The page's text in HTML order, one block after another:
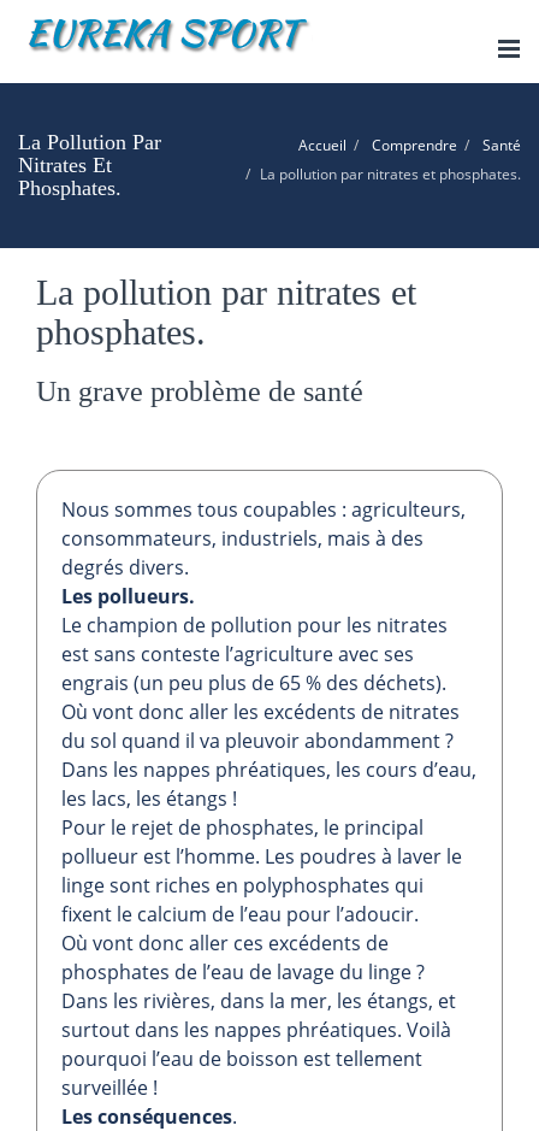
La Pollution Par
Nitrates Et
Phosphates.
Accueil Comprendre
Santé
La pollution par nitrates et phosphates.
La pollution par nitrates et
phosphates.
Un grave problème de santé
Nous sommes tous coupables : agriculteurs,
consommateurs, industriels, mais à des
degrés divers.
Les pollueurs.
Le champion de pollution pour les nitrates
est sans conteste l’agriculture avec ses
engrais (un peu plus de 65 % des déchets).
Où vont donc aller les excédents de nitrates
du sol quand il va pleuvoir abondamment ?
Dans les nappes phréatiques, les cours d’eau,
les lacs, les étangs !
Pour le rejet de phosphates, le principal
pollueur est l’homme. Les poudres à laver le
linge sont riches en polyphosphates qui
fixent le calcium de l’eau pour l’adoucir.
Où vont donc aller ces excédents de
phosphates de l’eau de lavage du linge ?
Dans les rivières, dans la mer, les étangs, et
surtout dans les nappes phréatiques. Voilà
pourquoi l’eau de boisson est tellement
surveillée !
Les conséquences.